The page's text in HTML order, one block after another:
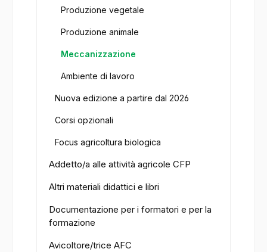
Produzione vegetale
Produzione animale
Meccanizzazione
Ambiente di lavoro
Nuova edizione a partire dal 2026
Corsi opzionali
Focus agricoltura biologica
Addetto/a alle attività agricole CFP
Altri materiali didattici e libri
Documentazione per i formatori e per la
formazione
Avicoltore/trice AFC